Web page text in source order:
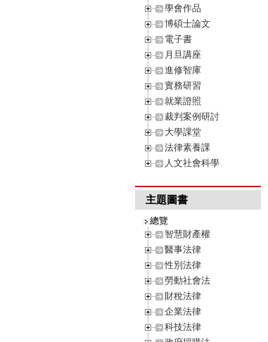
學會作品
博碩士論文
電子書
月旦講座
進修智庫
實務研習
就業證照
裁判案例研討
大學課堂
法律素養課
人文社會科學
主題圖書
總覽
智慧財產權
醫事法律
性別法律
勞動社會法
財稅法律
企業法律
科技法律